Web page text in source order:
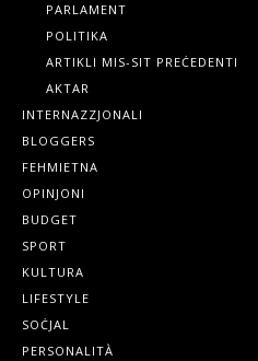
PARLAMENT
POLITIKA
ARTIKLI MIS-SIT PREĊEDENTI
AKTAR
INTERNAZZJONALI
BLOGGERS
FEHMIETNA
OPINJONI
BUDGET
SPORT
KULTURA
LIFESTYLE
SOĊJAL
PERSONALITÀ